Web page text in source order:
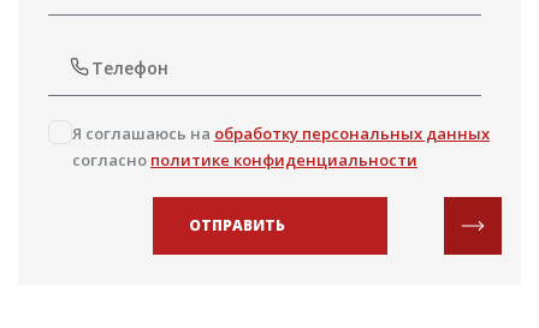
Я соглашаюсь на обработку персональных данных
согласно политике конфиденциальности
ОТПРАВИТЬ